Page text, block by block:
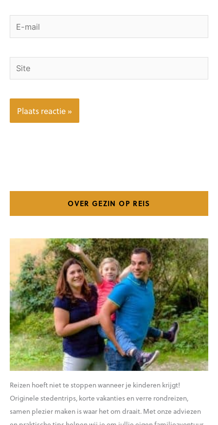
E-
mail
Site
OVER GEZIN OP REIS
Reizen hoeft niet te stoppen wanneer je kinderen krijgt!
Originele stedentrips, korte vakanties en verre rondreizen,
samen plezier maken is waar het om draait. Met onze adviezen